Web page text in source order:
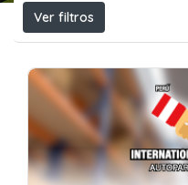
Ver filtros